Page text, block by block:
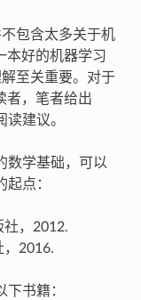
包含太多关于机
本好的机器学习
至关重要。对于
者，笔者给出
读建议。
数学基础，可以
点：
社，2012.
，2016.
书籍：